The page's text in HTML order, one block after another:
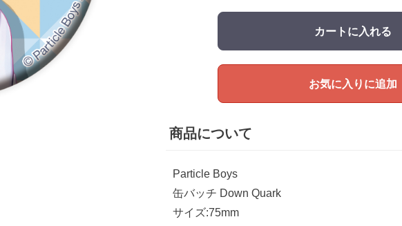
カートに入れる
お気に入りに追加
商品について
Particle Boys
缶バッチ Down Quark
サイズ:75mm